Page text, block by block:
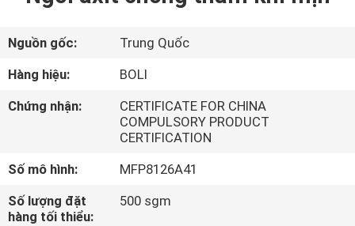
PHẨM
VIDEO
CHÚNG
TÔI
Nguồn gốc:
Trung Quốc
Hàng hiệu:
BOLI
Chứng nhận:
CERTIFICATE FOR CHINA
COMPULSORY PRODUCT
CERTIFICATION
Số mô hình:
MFP8126A41
Số lượng đặt
hàng tối thiểu:
500 sgm